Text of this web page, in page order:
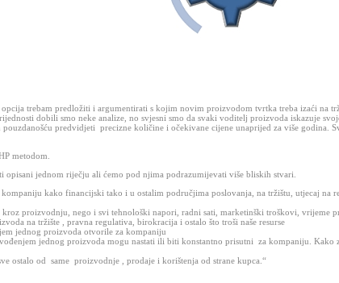
opcija trebam predložiti i argumentirati s kojim novim proizvodom tvrtka treba izaći na
dobili smo neke analize, no svjesni smo da svaki voditelj proizvoda iskazuje
predvidjeti precizne količine i očekivane cijene unaprijed za više godina.
metodom.
jednom riječju ali ćemo pod njima podrazumijevati više bliskih stvari.
kompaniju kako financijski tako i u ostalim područjima poslovanja, na tržištu, utjecaj na
kroz proizvodnju, nego i svi tehnološki napori, radni sati, marketinški troškovi, vrijeme
na tržište , pravna regulativa, birokracija i ostalo što troši naše resurse
jednog proizvoda otvorile za kompaniju
jednog proizvoda mogu nastati ili biti konstantno prisutni za kompaniju. Kako
ostalo od same proizvodnje , prodaje i korištenja od strane kupca.“